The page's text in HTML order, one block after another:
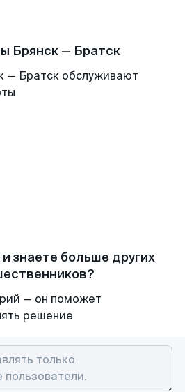
Брянск — Братск
— Братск обслуживают
знаете больше других
— он поможет
решение